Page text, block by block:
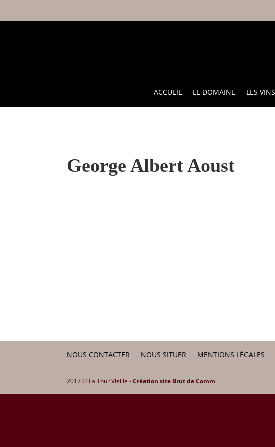
ACCUEIL LE DOMAINE LES VINS
George Albert Aoust
NOUS CONTACTER NOUS SITUER MENTIONS LÉGALES
2017 © La Tour Vieille -Création site Brut de Comm